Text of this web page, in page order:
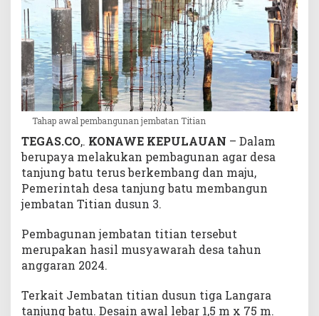
j
u
n
g
B
a
t
u
Tahap awal pembangunan jembatan Titian
TEGAS.CO,. KONAWE KEPULAUAN – Dalam
berupaya melakukan pembagunan agar desa
tanjung batu terus berkembang dan maju,
Pemerintah desa tanjung batu membangun
jembatan Titian dusun 3.
Pembagunan jembatan titian tersebut
merupakan hasil musyawarah desa tahun
anggaran 2024.
Terkait Jembatan titian dusun tiga Langara
tanjung batu. Desain awal lebar 1,5 m x 75 m.